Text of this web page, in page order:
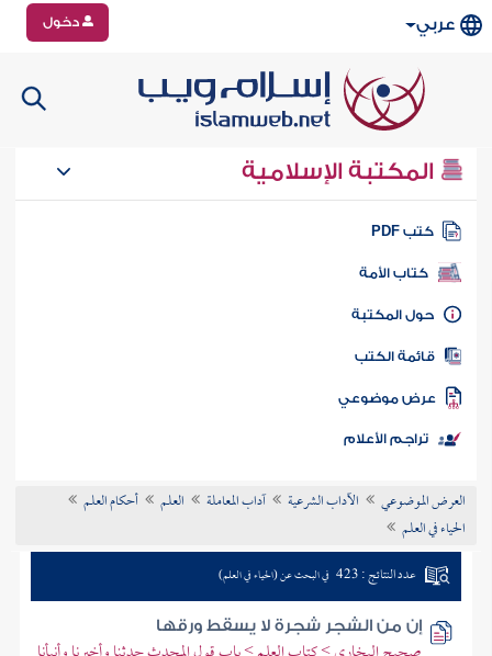
عربي دخول
المكتبة الإسلامية
كتب PDF
كتاب الأمة
المكتبة
الكتب
موضوعي
تراجم الأعلام
العرض الموضوعي الآداب الشرعية آداب المعاملة العلم
أحكام العلم
الحياء في العلم
عدد النتائج : 423 في البحث عن (الحياء في العلم)
إن من الشجر شجرة لا يسقط ورقها